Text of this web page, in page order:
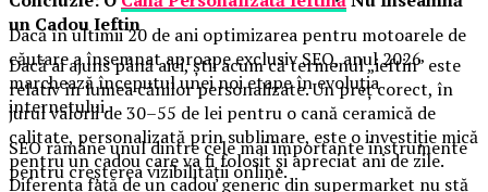
un Cadou Ieftin
Dacă ai ajuns până aici, știi acum că termenul „ieftin” este
relativ în lumea cănilor personalizate. Un preț corect, în
jurul valorii de 30–55 de lei pentru o cană ceramică de
calitate, personalizată prin sublimare, este o investiție mică
pentru un cadou care va fi folosit și apreciat ani de zile.
Diferența față de un cadou generic din supermarket nu stă
Dacă în ultimii 20 de ani optimizarea pentru motoarele de
căutare a însemnat aproape exclusiv SEO, anul 2026
marchează începutul unei noi etape în evoluția
internetului.
SEO rămâne unul dintre cele mai importante instrumente
pentru creșterea vizibilității online.